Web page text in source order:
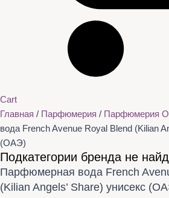
Cart
Главная / Парфюмерия / Парфюмерия
вода French Avenue Royal Blend (Kilian
(ОАЭ)
Подкатегории бренда не
Парфюмерная вода French
(Kilian Angels’ Share) унисекс